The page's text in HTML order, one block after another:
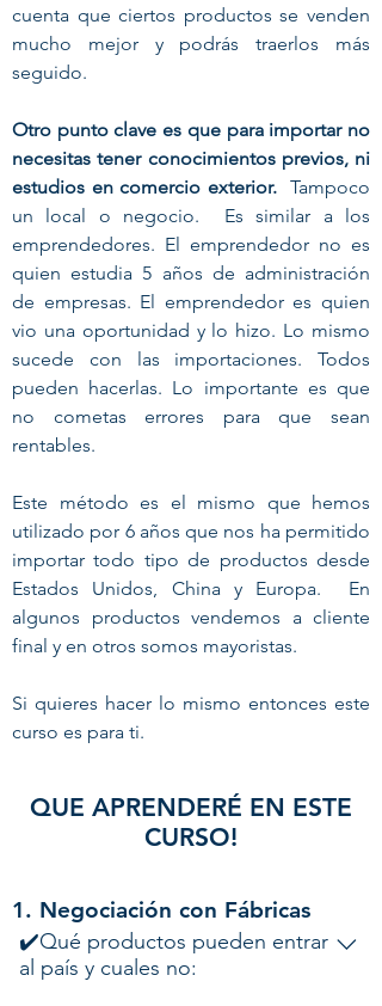
cuenta que ciertos productos se venden
mucho mejor y podrás traerlos más
seguido.
Otro punto clave es que para importar no
necesitas tener conocimientos previos, ni
estudios en comercio exterior.Tampoco
un local o negocio. Es similar a los
emprendedores. El emprendedor no es
quien estudia 5 años de administración
de empresas. El emprendedor es quien
vio una oportunidad y lo hizo. Lo mismo
sucede con las importaciones. Todos
pueden hacerlas. Lo importante es que
no cometas errores para que sean
rentables.
Este método es el mismo que hemos
utilizado por 6 años que nos ha permitido
importar todo tipo de productos desde
Estados Unidos, China y Europa. En
algunos productos vendemos a cliente
final y en otros somos mayoristas.
Si quieres hacer lo mismo entonces este
curso es para ti.
QUE APRENDERÉ EN ESTE
CURSO!
✔️Qué productos pueden entrar
al país y cuales no:
1. Negociación con Fábricas